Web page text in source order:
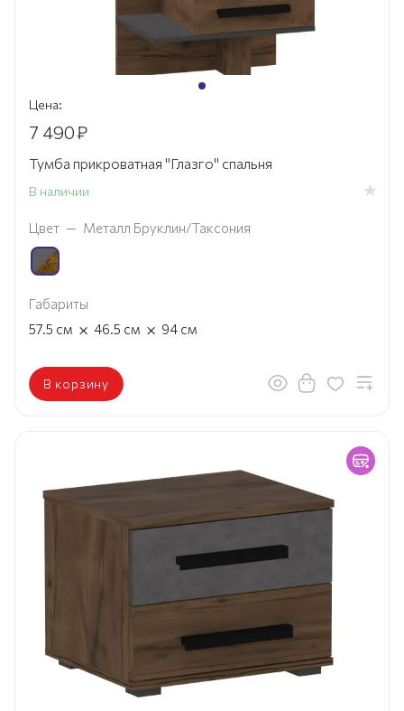
Цена:
7 490₽
Тумба прикроватная "Глазго" спальня
В наличии
Цвет — Металл Бруклин/Таксония
Габариты
57.5 см × 46.5 см × 94 см
В корзину